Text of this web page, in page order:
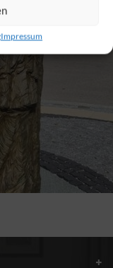
Impressum